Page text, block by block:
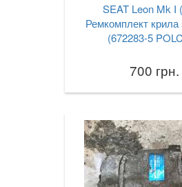
SEAT Leon Mk I
Ремкомплект крила
(672283-5
700 грн.